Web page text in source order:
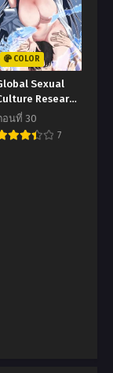
COLOR
Sexual
Research
อนที่ 30
7